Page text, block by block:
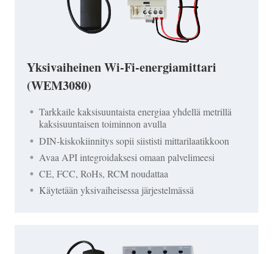
Yksivaiheinen Wi-Fi-energiamittari
(WEM3080)
Tarkkaile kaksisuuntaista energiaa yhdellä metrillä
kaksisuuntaisen toiminnon avulla
DIN-kiskokiinnitys sopii siististi mittarilaatikkoon
Avaa API integroidaksesi omaan palvelimeesi
CE, FCC, RoHs, RCM noudattaa
Käytetään yksivaiheisessa järjestelmässä